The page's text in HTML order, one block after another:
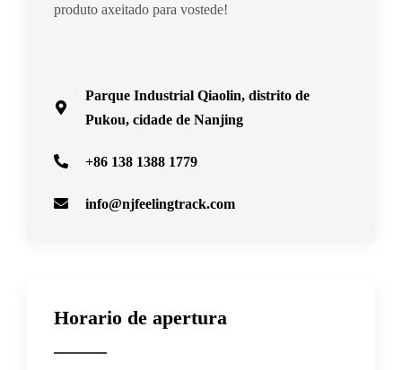
produto axeitado para vostede!
Parque Industrial Qiaolin, distrito de
Pukou, cidade de Nanjing
+86 138 1388 1779
info@njfeelingtrack.com
Horario de apertura